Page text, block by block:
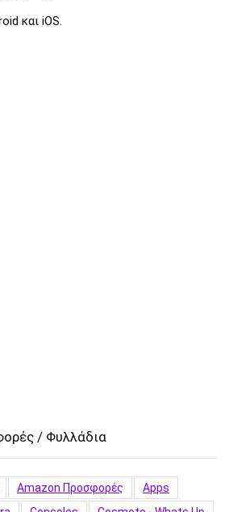
και iOS.
/ Φυλλάδια
Amazon Προσφορές
Apps